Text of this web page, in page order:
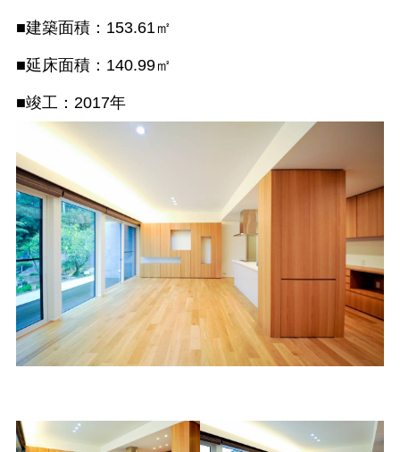
■建築面積：153.61㎡
■延床面積：140.99㎡
■竣工：2017年